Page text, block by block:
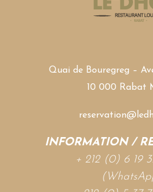
Quai de Bouregreg –
10 000 Rabat
INFORMATION /
+ 212 (0) 6 19